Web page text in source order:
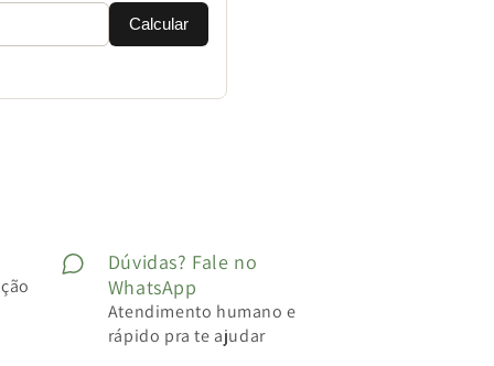
Calcular
Dúvidas? Fale no
WhatsApp
Atendimento humano e
rápido pra te ajudar